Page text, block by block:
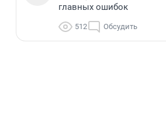
главных ошибок
512 Обсудить